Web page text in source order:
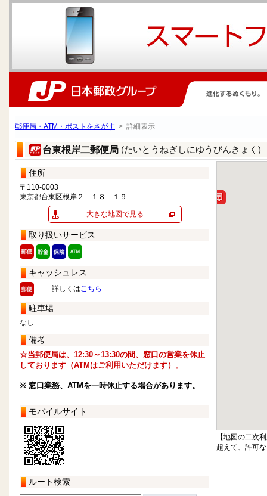
郵便局・ATM・ポストをさがす > 詳細表示
台東根岸二郵便局 (たいとうねぎしにゆうびんきょく)
住所
〒110-0003
東京都台東区根岸２－１８－１９
大きな地図で見る
取り扱いサービス
キャッシュレス
詳しくはこちら
駐車場
なし
備考
☆当郵便局は、12:30～13:30の間、窓口の営業を休止
しております（ATMはご利用いただけます）。
※ 窓口業務、ATMを一時休止する場合があります。
モバイルサイト
ルート検索
【地図の二次
超えて、許可